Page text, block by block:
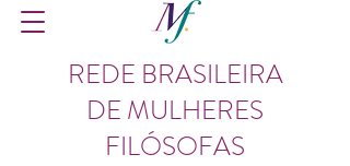
REDE BRASILEIRA
DE MULHERES
FILÓSOFAS